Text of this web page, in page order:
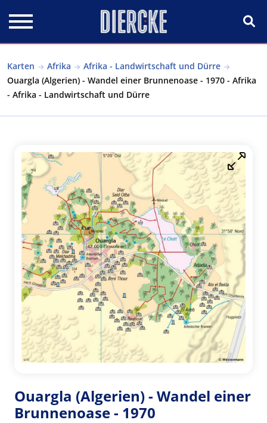
Karten Afrika
Afrika - Landwirtschaft und Dürre
Ouargla (Algerien) - Wandel einer Brunnenoase - 1970 - Afrika
- Afrika - Landwirtschaft und Dürre
Ouargla (Algerien) - Wandel einer
Brunnenoase - 1970